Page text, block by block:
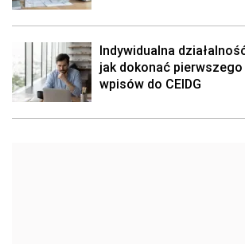
Indywidualna
jak dokonać
wpisów do CEIDG